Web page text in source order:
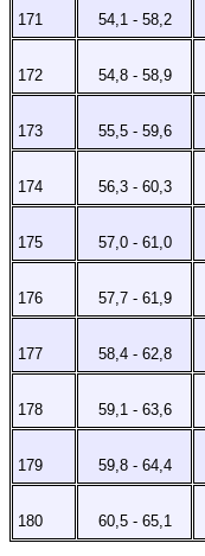
171 54,1 - 58,2
172 54,8 - 58,9
173 55,5 - 59,6
174 56,3 - 60,3
175 57,0 - 61,0
176 57,7 - 61,9
177 58,4 - 62,8
178 59,1 - 63,6
179 59,8 - 64,4
180 60,5 - 65,1